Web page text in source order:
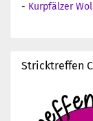
- Kurpfälzer
Stricktreffen